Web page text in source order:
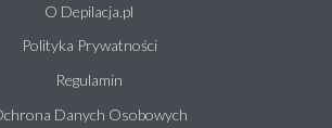
O Depilacja.pl
Polityka Prywatności
Regulamin
Danych Osobowych